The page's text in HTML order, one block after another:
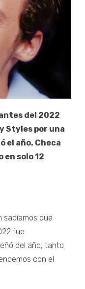
del 2022
Styles por una
el año. Checa
solo 12
sabíamos que
fue
del año, tanto
con el